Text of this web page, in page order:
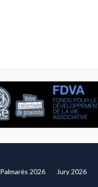
Palmarès 2026 Jury 2026